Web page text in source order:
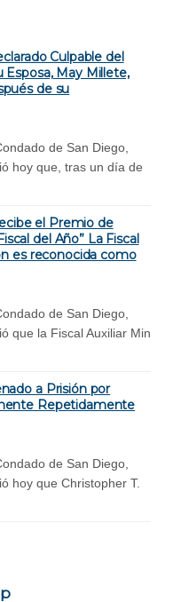
Culpable del
Esposa, May Millete,
de su
de San Diego,
hoy que, tras un día de
el Premio de
del Año” La Fiscal
es reconocida como
de San Diego,
que la Fiscal Auxiliar Min
a Prisión por
Repetidamente
de San Diego,
hoy que Christopher T.